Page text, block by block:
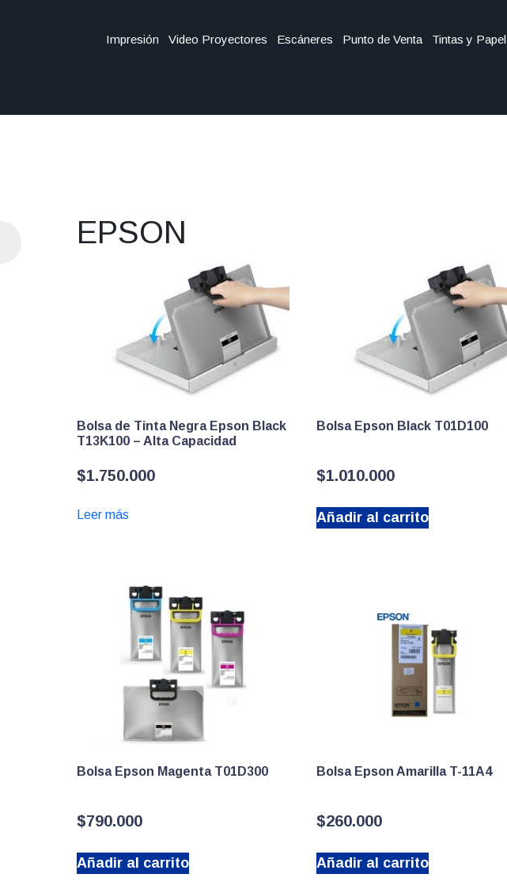
Impresión Video Proyectores Escáneres Punto de Venta Tintas y Papel
EPSON
Bolsa de Tinta Negra Epson Black
T13K100 – Alta Capacidad
$1.750.000
Leer más
Bolsa Epson Black T01D100
$1.010.000
Añadir al carrito
Bolsa Epson Magenta T01D300
$790.000
Añadir al carrito
Bolsa Epson Amarilla T-11A4
$260.000
Añadir al carrito